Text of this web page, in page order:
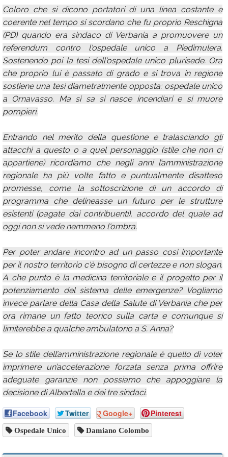
Coloro che si dicono portatori di una linea costante e
coerente nel tempo si scordano che fu proprio Reschigna
(PD) quando era sindaco di Verbania a promuovere un
referendum contro l'ospedale unico a Piedimulera.
Sostenendo poi la tesi dell'ospedale unico plurisede. Ora
che proprio lui è passato di grado e si trova in regione
sostiene una tesi diametralmente opposta: ospedale unico
a Ornavasso. Ma si sa si nasce incendiari e si muore
pompieri.
Entrando nel merito della questione e tralasciando gli
attacchi a questo o a quel personaggio (stile che non ci
appartiene) ricordiamo che negli anni l’amministrazione
regionale ha più volte fatto e puntualmente disatteso
promesse, come la sottoscrizione di un accordo di
programma che delineasse un futuro per le strutture
esistenti (pagate dai contribuenti), accordo del quale ad
oggi non si vede nemmeno l'ombra.
Per poter andare incontro ad un passo così importante
per il nostro territorio c'è bisogno di certezze e non slogan.
A che punto è la medicina territoriale e il progetto per il
potenziamento del sistema delle emergenze? Vogliamo
invece parlare della Casa della Salute di Verbania che per
ora rimane un fatto teorico sulla carta e comunque si
limiterebbe a qualche ambulatorio a S. Anna?
Se lo stile dell’amministrazione regionale è quello di voler
imprimere un’accelerazione forzata senza prima offrire
adeguate garanzie non possiamo che appoggiare la
decisione di Albertella e dei tre sindaci.
Facebook Twitter Google+ Pinterest
Ospedale Unico Damiano Colombo